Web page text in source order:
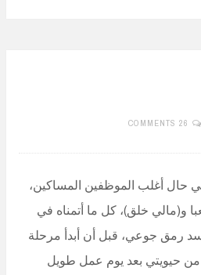
26 COMMENTS
حال أغلب الموظفين المساكين،
و(مالي خلق)، كل ما أتمناه في
رمق جوعي، قبل أن أبدأ مرحلة
حيويتي بعد يوم عمل طويل